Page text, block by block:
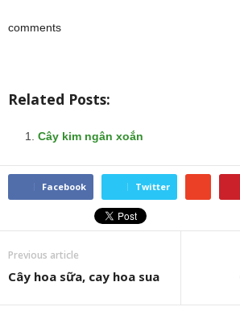
comments
Related Posts:
Cây kim ngân xoắn
Facebook Twitter
Previous article
Cây hoa sữa, cay hoa sua